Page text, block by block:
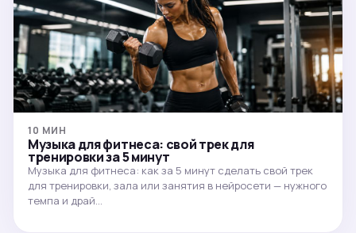
10 МИН
Музыка для фитнеса: свой трек для
тренировки за 5 минут
Музыка для фитнеса: как за 5 минут сделать свой трек
для тренировки, зала или занятия в нейросети — нужного
темпа и драй…